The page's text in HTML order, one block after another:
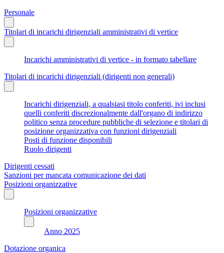
Personale
Titolari di incarichi dirigenziali amministrativi di vertice
Incarichi amministrativi di vertice - in formato tabellare
Titolari di incarichi dirigenziali (dirigenti non generali)
Incarichi dirigenziali, a qualsiasi titolo conferiti, ivi inclusi
quelli conferiti discrezionalmente dall'organo di indirizzo
politico senza procedure pubbliche di selezione e titolari di
posizione organizzativa con funzioni dirigenziali
Posti di funzione disponibili
Ruolo dirigenti
Dirigenti cessati
Sanzioni per mancata comunicazione dei dati
Posizioni organizzative
Posizioni organizzative
Anno 2025
Dotazione organica